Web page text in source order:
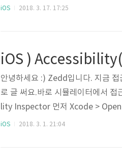
가 포함된 경우, View에 접근 가능
iOS 2018. 3. 17. 17:25
iOS )
안녕하세요 :) Zedd입니다. 지금
로 글 써요.바로 시뮬레이터에서
lity Inspector 먼저 Xcode >
그럼 이런 화면이 뜰텐데 자기가 접
iOS 2018. 3. 1. 21:04